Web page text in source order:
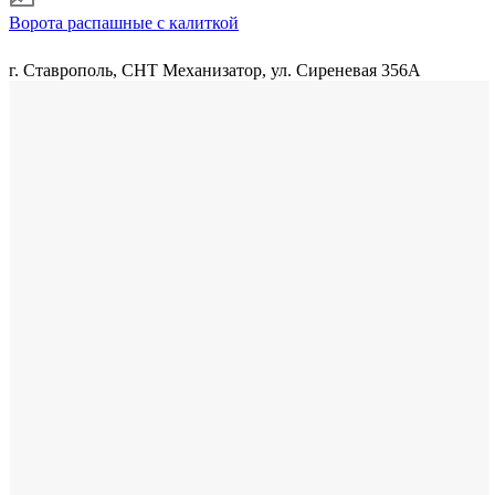
Ворота распашные с калиткой
г. Ставрополь, СНТ Механизатор, ул. Сиреневая 356А